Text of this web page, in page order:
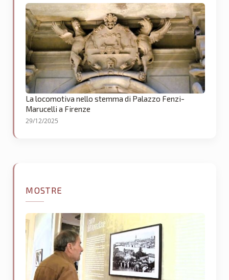
La locomotiva nello stemma di Palazzo Fenzi-
Marucelli a Firenze
29/12/2025
MOSTRE